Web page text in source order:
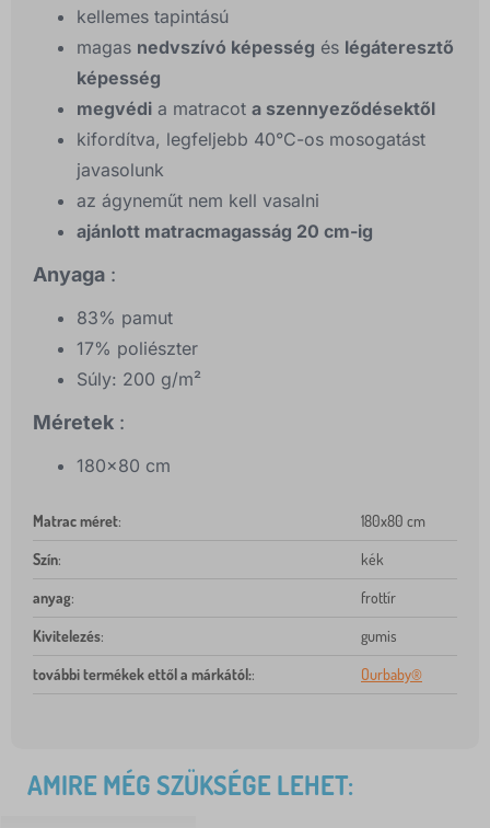
kellemes tapintású
magas nedvszívó képesség és légáteresztő
képesség
megvédi a matracot a szennyeződésektől
kifordítva, legfeljebb 40°C-os mosogatást
javasolunk
az ágyneműt nem kell vasalni
ajánlott matracmagasság 20 cm-ig
Anyaga :
83% pamut
17% poliészter
Súly: 200 g/m²
Méretek :
180x80 cm
Matrac méret: 180x80 cm
Szín: kék
anyag: frottír
Kivitelezés: gumis
további termékek ettől a márkától:: Ourbaby®
AMIRE MÉG SZÜKSÉGE LEHET: